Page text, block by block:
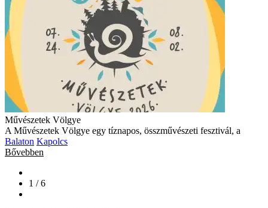
Művészetek Völgye
A Művészetek Völgye egy tíznapos, összművészeti fesztivál, a
Balaton Kapolcs
Bővebben
1 / 6